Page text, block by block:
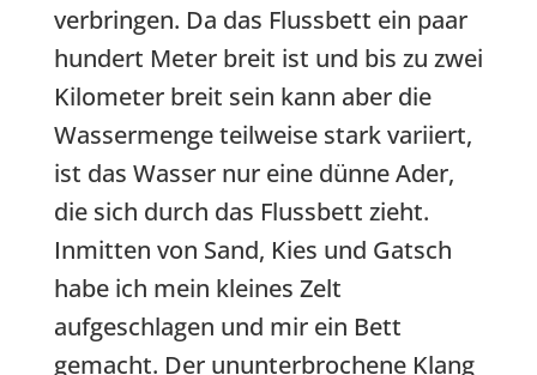
verbringen. Da das Flussbett ein paar
hundert Meter breit ist und bis zu zwei
Kilometer breit sein kann aber die
Wassermenge teilweise stark variiert,
ist das Wasser nur eine dünne Ader,
die sich durch das Flussbett zieht.
Inmitten von Sand, Kies und Gatsch
habe ich mein kleines Zelt
aufgeschlagen und mir ein Bett
gemacht. Der ununterbrochene Klang